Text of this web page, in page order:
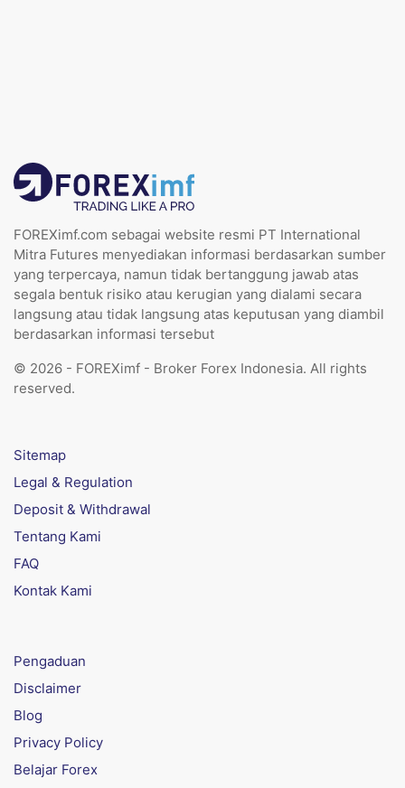
FOREXimf.com sebagai website resmi PT International
Mitra Futures menyediakan informasi berdasarkan sumber
yang terpercaya, namun tidak bertanggung jawab atas
segala bentuk risiko atau kerugian yang dialami secara
langsung atau tidak langsung atas keputusan yang diambil
berdasarkan informasi tersebut
© 2026 - FOREXimf - Broker Forex Indonesia. All rights
reserved.
Sitemap
Legal & Regulation
Deposit & Withdrawal
Tentang Kami
FAQ
Kontak Kami
Pengaduan
Disclaimer
Blog
Privacy Policy
Belajar Forex